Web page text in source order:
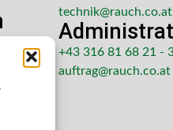
technik@rauch.co.at
+43 316 81 68 21 -
auftrag@rauch.co.at